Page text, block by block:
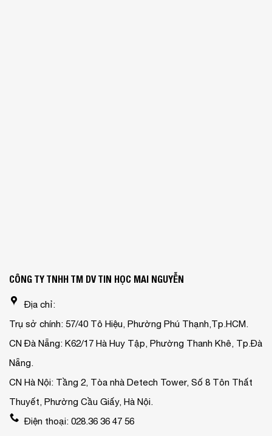
CÔNG TY TNHH TM DV TIN HỌC MAI NGUYỄN
Địa chỉ:
Trụ sở chính: 57/40 Tô Hiệu, Phường Phú Thạnh,Tp.HCM.
CN Đà Nẵng: K62/17 Hà Huy Tập, Phường Thanh Khê, Tp.Đà
Nẵng.
CN Hà Nội: Tầng 2, Tòa nhà Detech Tower, Số 8 Tôn Thất
Thuyết, Phường Cầu Giấy, Hà Nội.
Điện thoại: 028.36 36 47 56